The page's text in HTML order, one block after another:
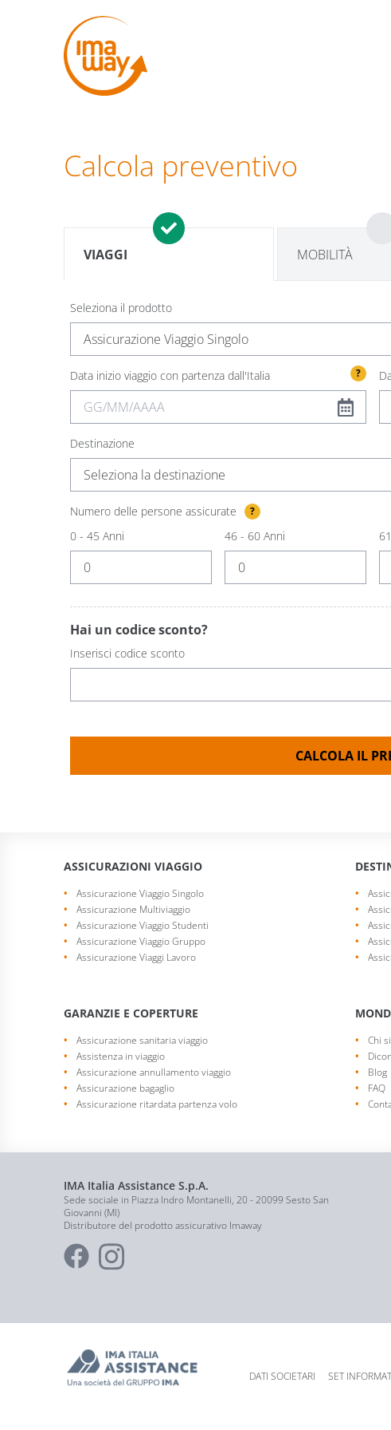
Calcola preventivo
VIAGGI MOBILITÀ
Seleziona il prodotto
Assicurazione Viaggio Singolo
Data inizio viaggio con partenza dall'Italia ?
Destinazione
Seleziona la destinazione
Numero delle persone assicurate ?
0 - 45 Anni 46 - 60 Anni
Hai un codice sconto?
Inserisci codice sconto
CALCOLA IL
ASSICURAZIONI VIAGGIO
Assicurazione Viaggio Singolo
Assicurazione Multiviaggio
Assicurazione Viaggio Studenti
Assicurazione Viaggio Gruppo
Assicurazione Viaggi Lavoro
GARANZIE E COPERTURE
Assicurazione sanitaria viaggio
Assistenza in viaggio
Assicurazione annullamento viaggio
Assicurazione bagaglio
Assicurazione ritardata partenza volo
Chi
Blog
FAQ
IMA Italia Assistance S.p.A.
Sede sociale in Piazza Indro Montanelli, 20 - 20099 Sesto San
Giovanni (MI)
Distributore del prodotto assicurativo Imaway
DATI SOCIETARI SET